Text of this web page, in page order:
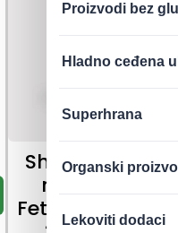
Proizvodi bez
Hladno ceđena
Superhrana
Organski
Lekoviti dodaci
Shirataki
nudle
Fettuccine
380RSD